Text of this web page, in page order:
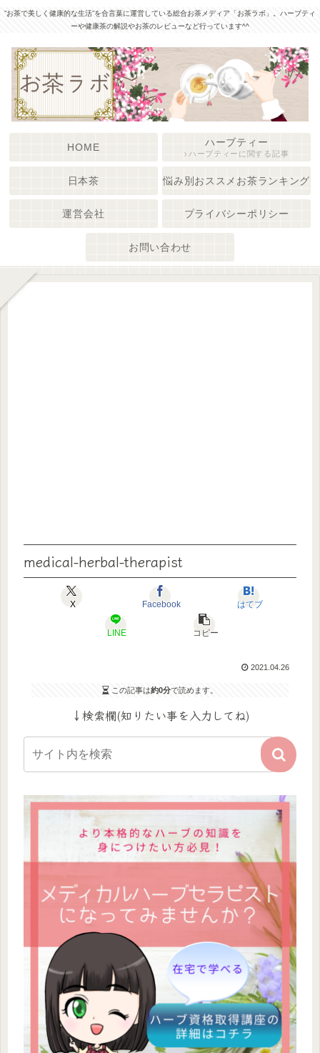
”お茶で美しく健康的な生活”を合言葉に運営している総合お茶メディア「お茶ラボ」。ハーブティ
ーや健康茶の解説やお茶のレビューなど行っています^^
HOME ハーブティー
ハーブティーに関する記事
日本茶 悩み別おススメお茶ランキング
運営会社 プライバシーポリシー
お問い合わせ
medical-herbal-therapist
X Facebook はてブ
LINE コピー
2021.04.26
この記事は約0分で読めます。
↓検索欄(知りたい事を入力してね)